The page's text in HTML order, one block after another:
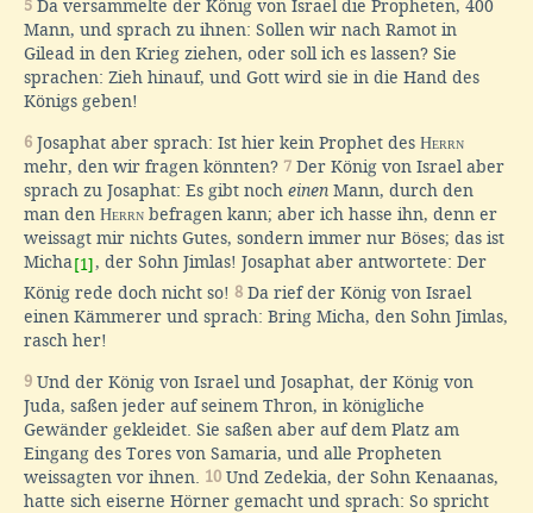
5 Da versammelte der König von Israel die Propheten, 400
Mann, und sprach zu ihnen: Sollen wir nach Ramot in
Gilead in den Krieg ziehen, oder soll ich es lassen? Sie
sprachen: Zieh hinauf, und Gott wird sie in die Hand des
Königs geben!
6 Josaphat aber sprach: Ist hier kein Prophet des Herrn
mehr, den wir fragen könnten? 7 Der König von Israel aber
sprach zu Josaphat: Es gibt noch einen Mann, durch den
man den Herrn befragen kann; aber ich hasse ihn, denn er
weissagt mir nichts Gutes, sondern immer nur Böses; das ist
Micha [1] , der Sohn Jimlas! Josaphat aber antwortete: Der
König rede doch nicht so! 8 Da rief der König von Israel
einen Kämmerer und sprach: Bring Micha, den Sohn Jimlas,
rasch her!
9 Und der König von Israel und Josaphat, der König von
Juda, saßen jeder auf seinem Thron, in königliche
Gewänder gekleidet. Sie saßen aber auf dem Platz am
Eingang des Tores von Samaria, und alle Propheten
weissagten vor ihnen. 10 Und Zedekia, der Sohn Kenaanas,
hatte sich eiserne Hörner gemacht und sprach: So spricht